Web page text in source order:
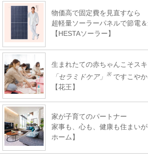
物価高で固定費を見直すなら
超軽量ソーラーパネルで節電
【HESTAソーラー】
生まれたての赤ちゃんこそス
「セラミドケア」
※ ですこや
【花王】
家が子育てのパートナー
家事も、心も、健康も住まい
ホーム】